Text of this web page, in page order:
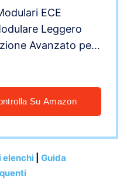
ECE
Leggero
Avanzato per
Parasole per
Su Amazon
elenchi
Guida